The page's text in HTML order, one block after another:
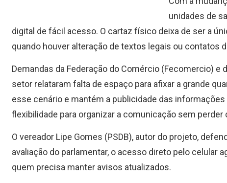
unidades de
digital de fácil acesso. O cartaz físico deixa de ser a
quando houver alteração de textos legais ou contatos
Demandas da Federação do Comércio (Fecomercio)
setor relataram falta de espaço para afixar a grande
esse cenário e mantém a publicidade das
flexibilidade para organizar a comunicação sem perder
O vereador Lipe Gomes (PSDB), autor do projeto,
avaliação do parlamentar, o acesso direto pelo celular
quem precisa manter avisos atualizados.